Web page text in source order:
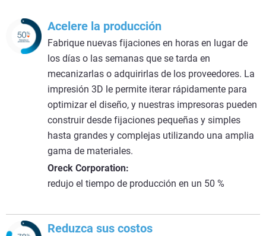
Acelere la producción
Fabrique nuevas fijaciones en horas en lugar de
los días o las semanas que se tarda en
mecanizarlas o adquirirlas de los proveedores. La
impresión 3D le permite iterar rápidamente para
optimizar el diseño, y nuestras impresoras pueden
construir desde fijaciones pequeñas y simples
hasta grandes y complejas utilizando una amplia
gama de materiales.
Oreck Corporation:
redujo el tiempo de producción en un 50 %
Reduzca sus costos